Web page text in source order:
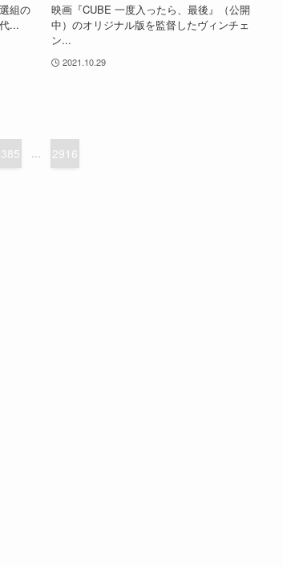
組の
...
映画『CUBE 一度入ったら、最後』（公開
中）のオリジナル版を監督したヴィンチェ
ン...
2021.10.29
... 2916